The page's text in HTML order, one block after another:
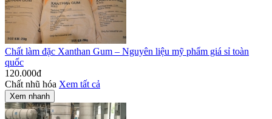
Chất làm đặc Xanthan Gum – Nguyên liệu mỹ phẩm giá sỉ toàn
quốc
120.000đ
Chất nhũ hóa Xem tất cả
Xem nhanh